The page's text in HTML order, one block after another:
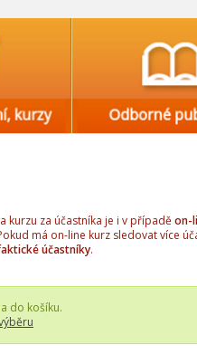
kurzu za účastníka je i v případěon-
má on-line kurz sledovat více
účastníky.
do košíku.